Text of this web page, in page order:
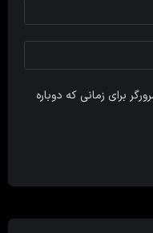
برای زمانی که دوباره